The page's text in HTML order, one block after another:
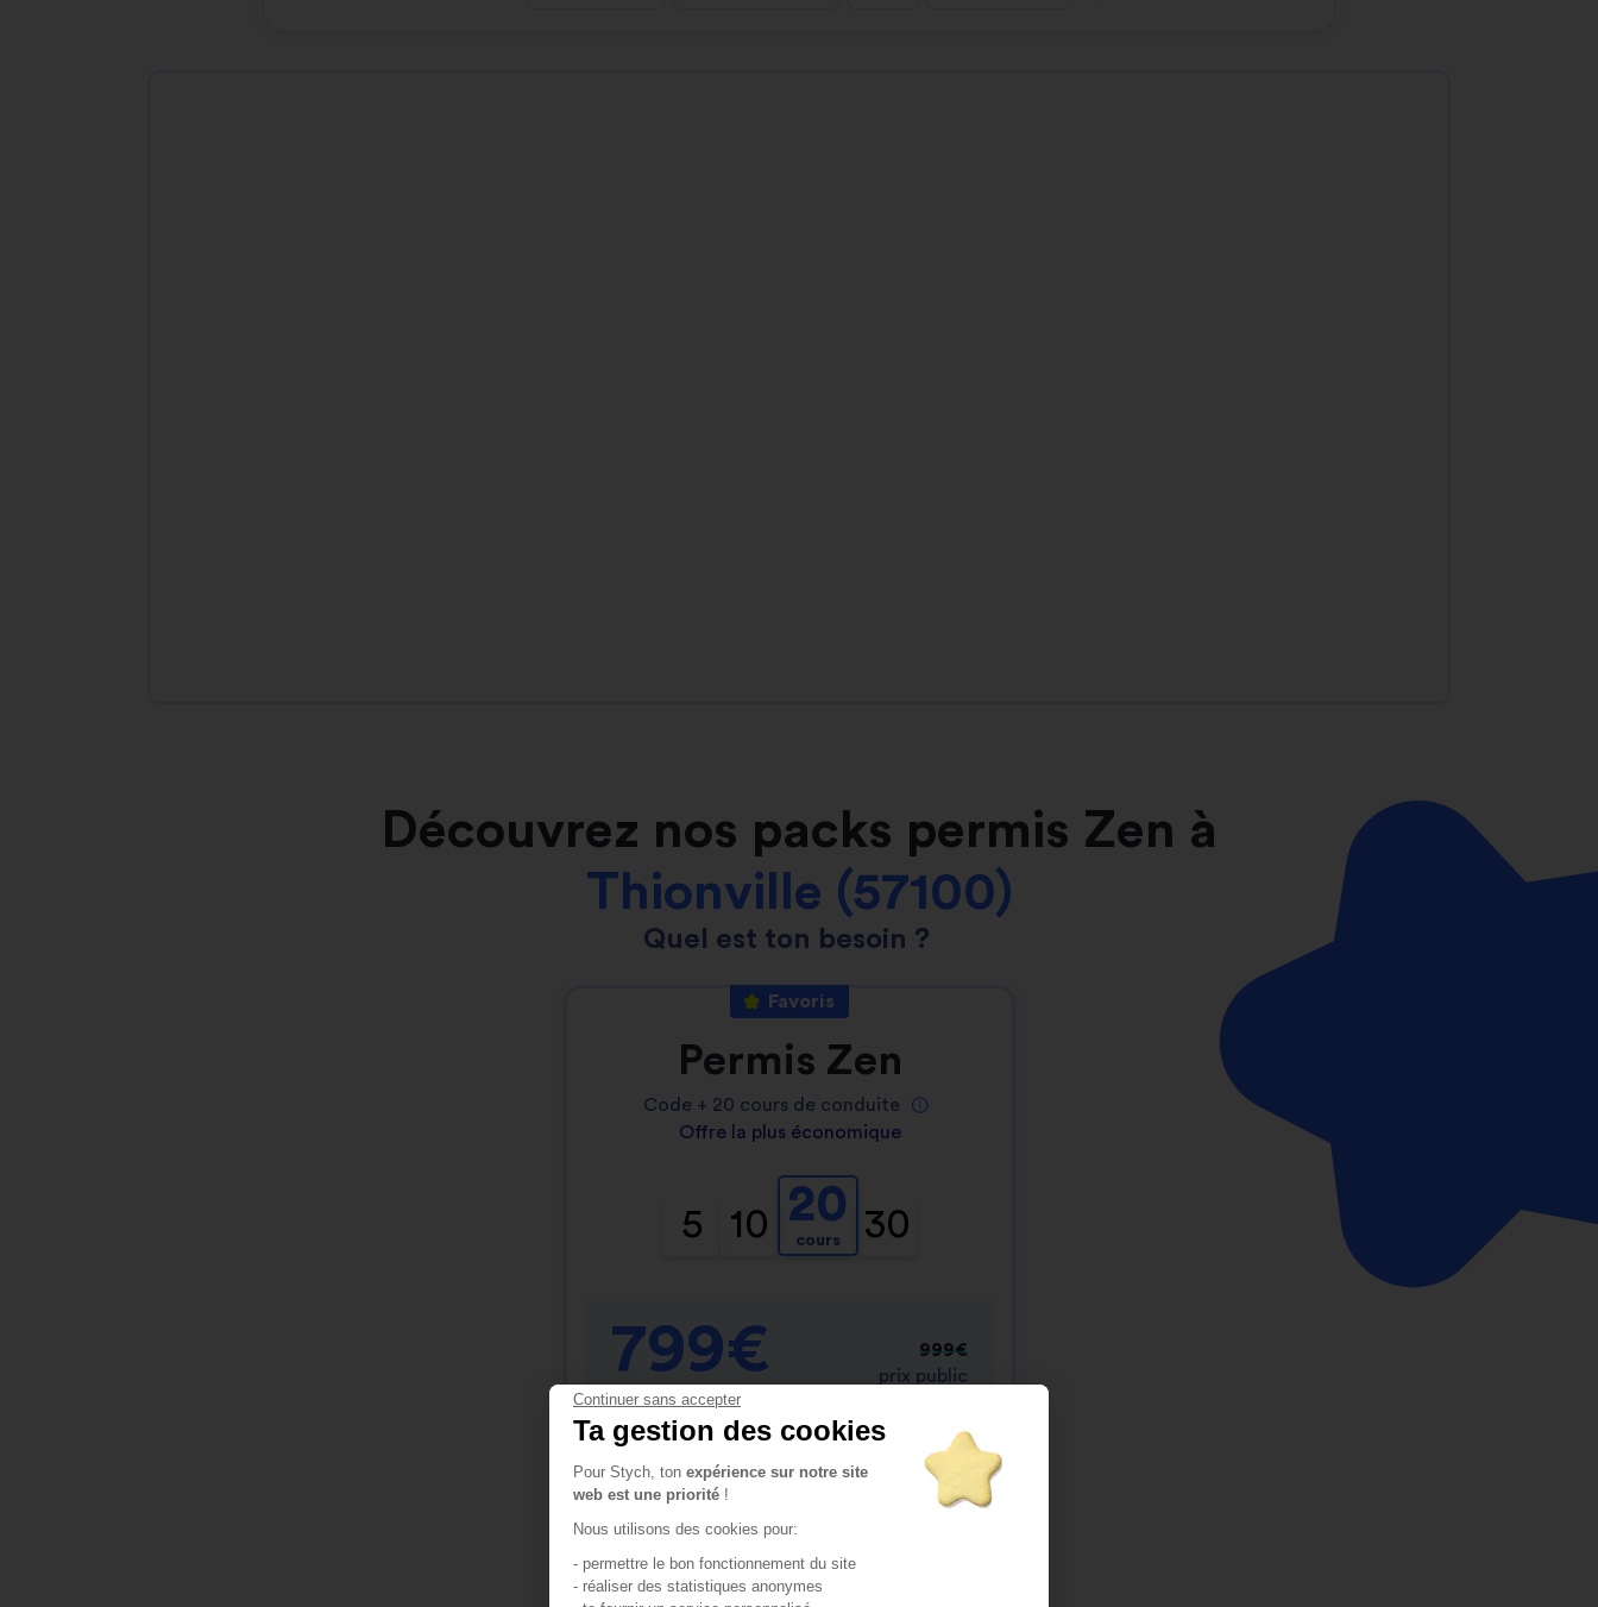
Continuer sans accepter
Ta gestion des cookies
Pour Stych, ton expérience sur notre site
web est une priorité !
Nous utilisons des cookies pour:
- permettre le bon fonctionnement du site
- réaliser des statistiques anonymes
Découvrez nos packs permis Zen à
Thionville (57100)
Quel est ton besoin ?
Favoris
Permis Zen
Code + 20 cours de conduite
Offre la plus économique
5 10 20
cours 30
799€
Super Promo
999€
prix public
Consulte le contenu du pack